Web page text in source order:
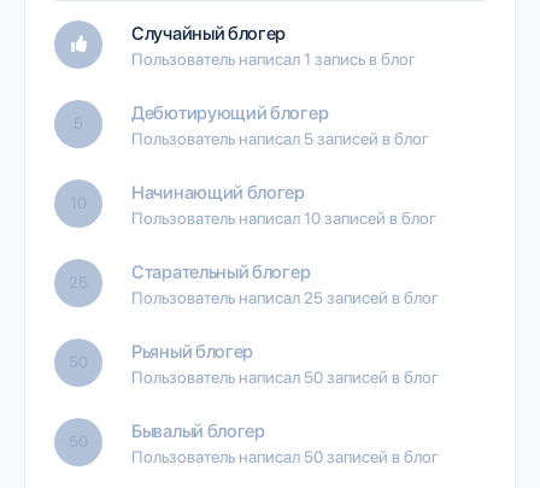
Случайный блогер
Пользователь написал 1 запись в блог
5 Дебютирующий блогер
Пользователь написал 5 записей в блог
10 Начинающий блогер
Пользователь написал 10 записей в блог
25 Старательный блогер
Пользователь написал 25 записей в блог
50 Рьяный блогер
Пользователь написал 50 записей в блог
50 Бывалый блогер
Пользователь написал 50 записей в блог